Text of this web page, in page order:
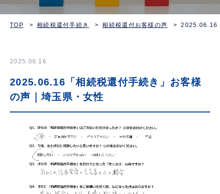
TOP 相続税還付手続き 相続税還付お客様の声 2025.06.16
2025.06.16
2025.06.16「相続税還付手続き」お客様
の声｜埼玉県・女性